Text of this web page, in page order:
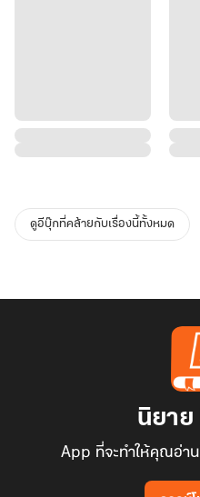
ดูอีบุ๊กที่คล้ายกับเรื่องนี้ทั้งหมด
นิยาย
App ที่จะทำให้คุณอ่า